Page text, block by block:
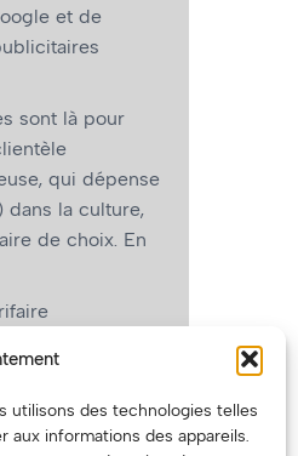
utilisons des technologies telles
informations des appareils.
et de
sont là pour
qui dépense
dans la culture,
de choix. En